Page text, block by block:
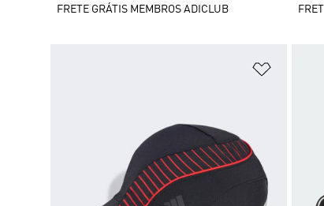
FRETE GRÁTIS MEMBROS ADICLUB